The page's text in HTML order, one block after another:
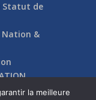
Statut de
Nation &
Actionsla meilleure